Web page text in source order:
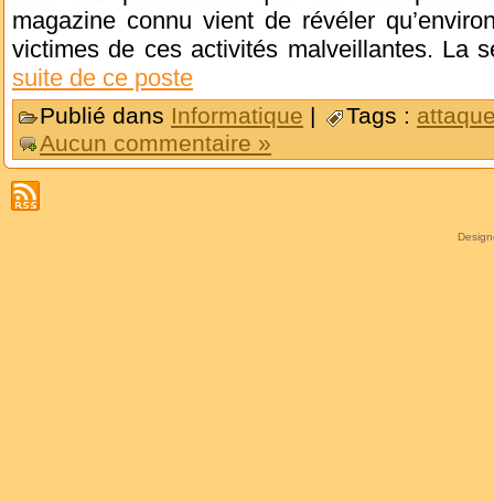
magazine connu vient de révéler
victimes de ces activités malveillantes. La
suite de ce poste
Publié dans Informatique | Tags :
Aucun commentaire »